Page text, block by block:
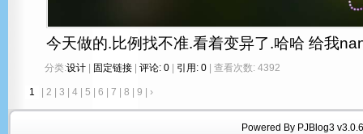
今天做的.比例找不准.看着变异了.哈哈 给我
分类:设计 | 固定链接 | 评论: 0 | 引用: 0 | 查看次数: 4392
1 | 2 | 3 | 4 | 5 | 6 | 7 | 8 | 9 | ›
Powered By PJBlog3